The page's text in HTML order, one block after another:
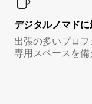
デジタルノマド⁠
出張の多いプロ
専用スペースを備